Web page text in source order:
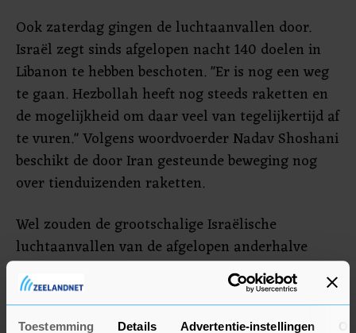
Toestemming Details Advertentie-instellingen
Ook zaterdag gingen de luchtaanvallen door.
Israël zegt sinds afgelopen nacht 140 doelen in
Libanon te hebben beschoten. "Er is nog een weg
te gaan. Hezbollah heeft nog steeds raketten en
de mogelijkheid om daar veel van tegelijkertijd af
te vuren." Volgens woordvoerder Nadav Shoshani
beschikt de door Iran gesteunde beweging nog
over tienduizenden raketten.
Wel zouden de grootschalige Israëlische
luchtaanvallen van de afgelopen anderhalve
week al effect hebben gehad op de
aanvalsmogelijkheden van Hezbollah. Shoshani
stelt dat Israël op deze manier een veel grotere